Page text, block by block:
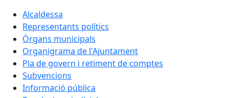
Alcaldessa
Representants polítics
Òrgans municipals
Organigrama de l'Ajuntament
Pla de govern i retiment de comptes
Subvencions
Informació pública